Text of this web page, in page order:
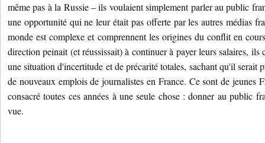
même pas à la Russie – ils voulaient simplement parler au public
une opportunité qui ne leur était pas offerte par les autres médias
monde est complexe et comprennent les origines du conflit en
direction peinait (et réussissait) à continuer à payer leurs salaires, ils
une situation d'incertitude et de précarité totales, sachant qu'il serait
de nouveaux emplois de journalistes en France. Ce sont de jeunes
consacré toutes ces années à une seule chose : donner au public
vue.